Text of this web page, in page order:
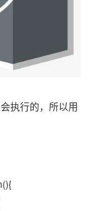
执行的，所以用